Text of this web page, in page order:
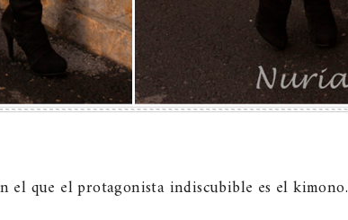
el que el protagonista indiscubible es el kimono.